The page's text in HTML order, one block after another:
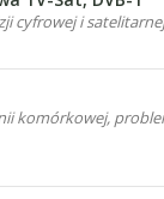
cyfrowej i satelitarnej
komórkowej,